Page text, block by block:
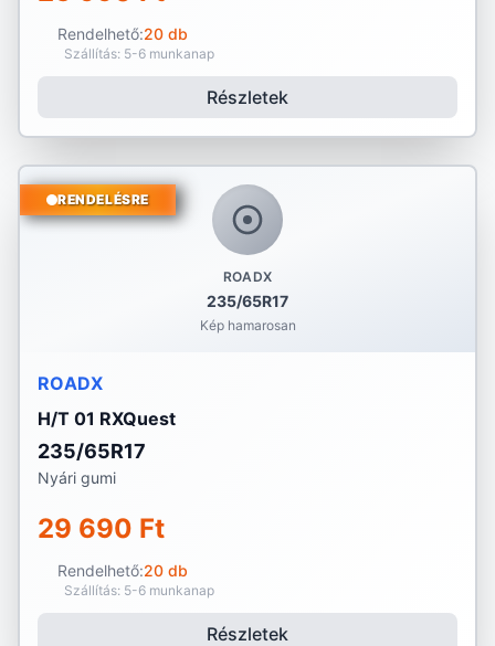
Rendelhető:20 db
Szállítás: 5-6 munkanap
Részletek
ROADX
235/65R17
Kép hamarosan
RENDELÉSRE
ROADX
H/T 01 RXQuest
235/65R17
Nyári gumi
29 690 Ft
Rendelhető:20 db
Szállítás: 5-6 munkanap
Részletek